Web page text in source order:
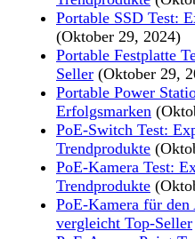
Portable SSD Test:
(Oktober 29, 2024)
Portable Festplatte
Seller (Oktober 29,
Portable Power
Erfolgsmarken
PoE-Switch Test:
Trendprodukte
PoE-Kamera Test:
Trendprodukte
PoE-Kamera für den
vergleicht Top-Seller